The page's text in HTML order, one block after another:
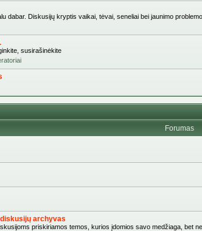
dabar. Diskusijų kryptis vaikai, tėvai, seneliai bei jaunimo
susirašinėkite
Forumas
archyvas
priskiriamos temos, kurios įdomios savo medžiaga, bet